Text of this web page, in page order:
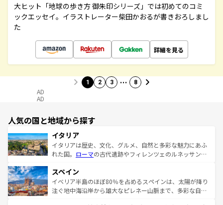
大ヒット「地球の歩き方 御朱印シリーズ」では初めてのコミ
ックエッセイ。イラストレーター柴田かおるが書きおろしまし
た
詳細を見る
1 2 3 … 8
AD
AD
人気の国と地域から探す
イタリア
イタリアは歴史、文化、グルメ、自然と多彩な魅力にあふ
れた国。 ローマの古代遺跡やフィレンツェのルネッサンス
ろん、トスカーナの美しい田園風景やアマルフィ海岸の絶
景など、自然景観も見逃せない。観光の合間には、本場の
ピザやパスタなど、絶品のイタリア料理を堪能することも
スペイン
イベリア半島のほぼ80％を占めるスペインは、太陽が降り
注ぐ地中海沿岸から雄大なピレネー山脈まで、多彩な自然